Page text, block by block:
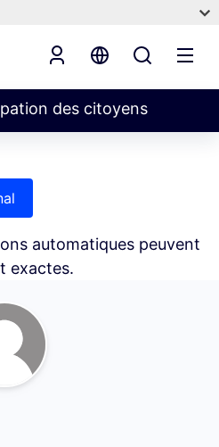
des citoyens
automatiques peuvent
exactes.